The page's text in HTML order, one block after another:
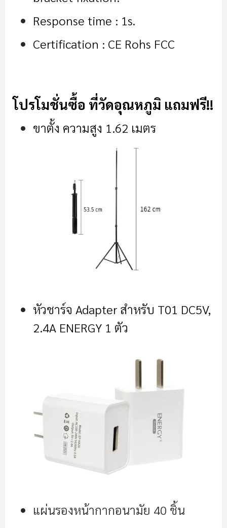
Response time : 1s.
Certification : CE Rohs FCC
โปรโมชั่นซื้อ ที่วัดอุณหภูมิ แถมฟรี!!
ขาตั้ง ความสูง 1.62 เมตร
หัวชาร์จ Adapter สำหรับ T01 DC5V,
2.4A ENERGY 1 ตัว
แผ่นรองหน้ากากอนามัย 40 ชิ้น